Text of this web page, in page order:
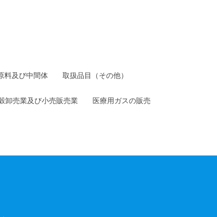
料及び中間体 取扱品目（その他）
卸売業及び小売販売業 医療用ガスの販売